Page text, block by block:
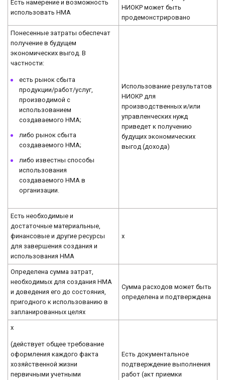
Есть намерение и возможность
использовать НМА
НИОКР может быть
продемонстрировано
Понесенные затраты обеспечат
получение в будущем
экономических выгод. В
частности:
есть рынок сбыта
продукции/работ/услуг,
производимой с
использованием
создаваемого НМА;
либо рынок сбыта
создаваемого НМА;
либо известны способы
использования
создаваемого НМА в
организации.
Использование результатов
НИОКР для
производственных и/или
управленческих нужд
приведет к получению
будущих экономических
выгод (дохода)
Есть необходимые и
достаточные материальные,
финансовые и другие ресурсы
для завершения создания и
использования НМА
x
Определена сумма затрат,
необходимых для создания НМА
и доведения его до состояния,
пригодного к использованию в
запланированных целях
Сумма расходов может быть
определена и подтверждена
х
(действует общее требование
оформления каждого факта
хозяйственной жизни
первичными учетными
Есть документальное
подтверждение выполнения
работ (акт приемки